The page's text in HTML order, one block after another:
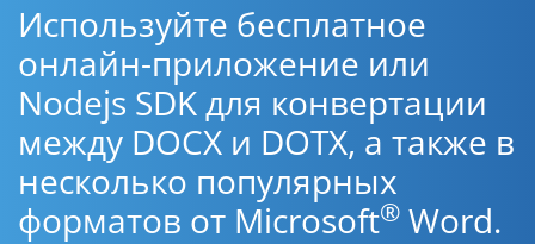
Используйте бесплатное
онлайн-приложение или
Nodejs SDK для конвертации
между DOCX и DOTX, а также в
несколько популярных
форматов от Microsoft® Word.